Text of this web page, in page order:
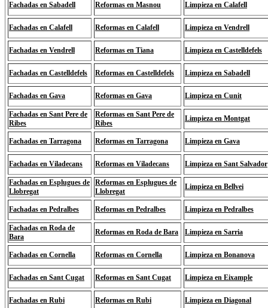
Fachadas en Sabadell Reformas en Masnou Limpieza en Calafell
Fachadas en Calafell Reformas en Calafell Limpieza en Vendrell
Fachadas en Vendrell Reformas en Tiana Limpieza en Castelldefels
Fachadas en Castelldefels Reformas en Castelldefels Limpieza en Sabadell
Fachadas en Gava Reformas en Gava Limpieza en Cunit
Fachadas en Sant Pere de
Ribes
Reformas en Sant Pere de
Ribes
Limpieza en Montgat
Fachadas en Tarragona Reformas en Tarragona Limpieza en Gava
Fachadas en Viladecans Reformas en Viladecans Limpieza en Sant Salvador
Fachadas en Esplugues de
Llobregat
Reformas en Esplugues de
Llobregat
Limpieza en Bellvei
Fachadas en Pedralbes Reformas en Pedralbes Limpieza en Pedralbes
Fachadas en Roda de
Bara
Reformas en Roda de Bara Limpieza en Sarria
Fachadas en Cornella Reformas en Cornella Limpieza en Bonanova
Fachadas en Sant Cugat Reformas en Sant Cugat Limpieza en Eixample
Fachadas en Rubi Reformas en Rubi Limpieza en Diagonal